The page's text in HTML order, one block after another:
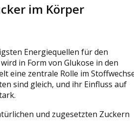
im Körper
Energiequellen für den
in Form von Glukose in den
eine zentrale Rolle im
sind gleich, und ihr Einfluss auf
und zugesetzten Zuckern